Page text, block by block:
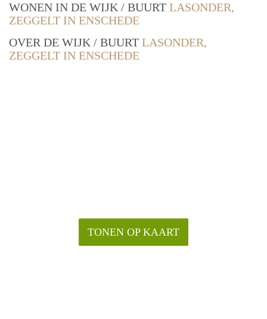
WONEN IN DE WIJK / BUURT LASONDER,
ZEGGELT IN ENSCHEDE
OVER DE WIJK / BUURT LASONDER,
ZEGGELT IN ENSCHEDE
TONEN OP KAART